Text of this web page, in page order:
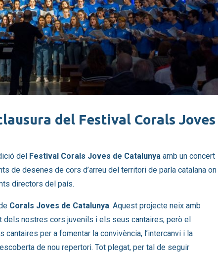
del Festival Corals Joves
del Festival Corals Joves de Catalunya amb un concert
de desenes de cors d’arreu del territori de parla catalana on
directors del país.
Corals Joves de Catalunya. Aquest projecte neix amb
dels nostres cors juvenils i els seus cantaires; però el
per a fomentar la convivència, l’intercanvi i la
de nou repertori. Tot plegat, per tal de seguir